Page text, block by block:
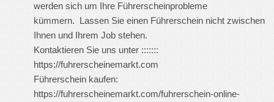
werden sich um Ihre Führerscheinprobleme
kümmern. Lassen Sie einen Führerschein nicht zwischen
Ihnen und Ihrem Job stehen.
Kontaktieren Sie uns unter :::::::
https://fuhrerscheinemarkt.com
Führerschein kaufen:
https://fuhrerscheinemarkt.com/fuhrerschein-online-